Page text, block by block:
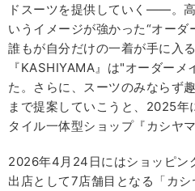
ドスーツを提供していく――。
いうイメージが強かった“オーダ
誰もが自分だけの一着が手に入る
『KASHIYAMA』は"オーダー
た。さらに、スーツのみならず
まで提案していこうと、2025年
タイル一体型ショップ『カシヤマ
2026年4月24日にはショッピン
出店として7店舗目となる「カ